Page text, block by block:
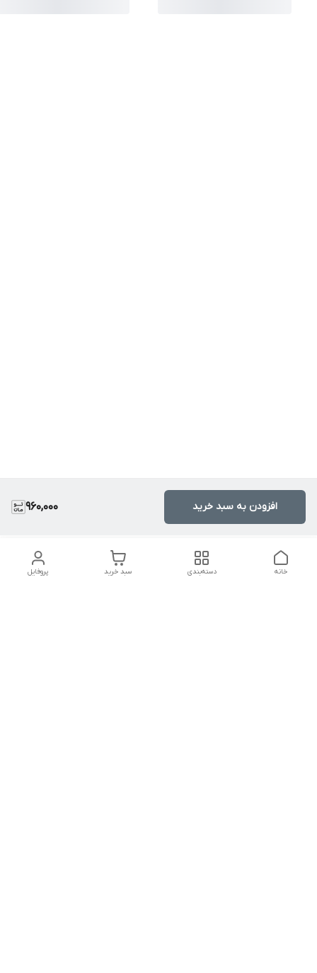
960,000 افزودن به سبد خرید
پروفایل سبد خرید دسته‌بندی خانه